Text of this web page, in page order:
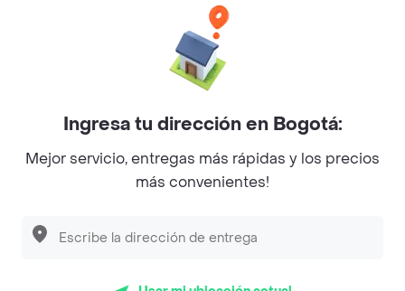
Descubre las PROMOCIONES que tenemos
Facebook
Twitter
Instagram
©2026Rappi Inc. All rights reserved.
Ingresa tu dirección en Bogotá:
Mejor servicio, entregas más rápidas y los precios
más convenientes!